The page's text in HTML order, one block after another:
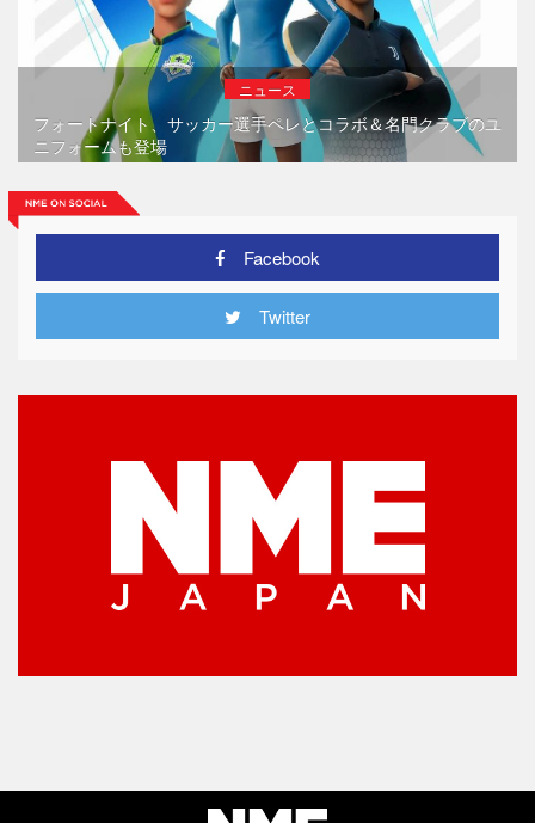
ニュース
フォートナイト、サッカー選手ペレとコラボ＆名門クラブのユ
ニフォームも登場
Facebook
Twitter